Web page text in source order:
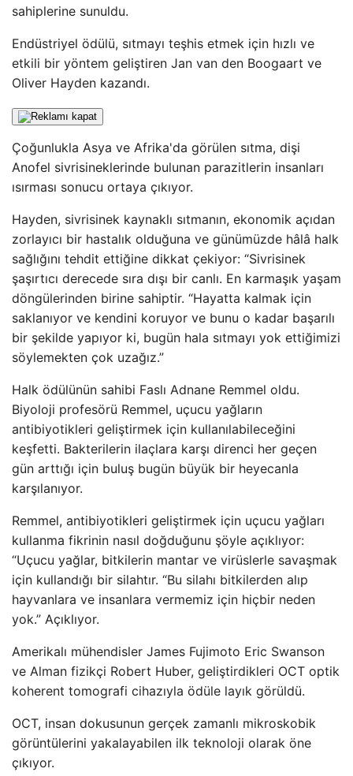
sahiplerine sunuldu.
Endüstriyel ödülü, sıtmayı teşhis etmek için hızlı ve
etkili bir yöntem geliştiren Jan van den Boogaart ve
Oliver Hayden kazandı.
Çoğunlukla Asya ve Afrika'da görülen sıtma, dişi
Anofel sivrisineklerinde bulunan parazitlerin insanları
ısırması sonucu ortaya çıkıyor.
Hayden, sivrisinek kaynaklı sıtmanın, ekonomik açıdan
zorlayıcı bir hastalık olduğuna ve günümüzde hâlâ halk
sağlığını tehdit ettiğine dikkat çekiyor: “Sivrisinek
şaşırtıcı derecede sıra dışı bir canlı. En karmaşık yaşam
döngülerinden birine sahiptir. “Hayatta kalmak için
saklanıyor ve kendini koruyor ve bunu o kadar başarılı
bir şekilde yapıyor ki, bugün hala sıtmayı yok ettiğimizi
söylemekten çok uzağız.”
Halk ödülünün sahibi Faslı Adnane Remmel oldu.
Biyoloji profesörü Remmel, uçucu yağların
antibiyotikleri geliştirmek için kullanılabileceğini
keşfetti. Bakterilerin ilaçlara karşı direnci her geçen
gün arttığı için buluş bugün büyük bir heyecanla
karşılanıyor.
Remmel, antibiyotikleri geliştirmek için uçucu yağları
kullanma fikrinin nasıl doğduğunu şöyle açıklıyor:
“Uçucu yağlar, bitkilerin mantar ve virüslerle savaşmak
için kullandığı bir silahtır. “Bu silahı bitkilerden alıp
hayvanlara ve insanlara vermemiz için hiçbir neden
yok.” Açıklıyor.
Amerikalı mühendisler James Fujimoto Eric Swanson
ve Alman fizikçi Robert Huber, geliştirdikleri OCT optik
koherent tomografi cihazıyla ödüle layık görüldü.
OCT, insan dokusunun gerçek zamanlı mikroskobik
görüntülerini yakalayabilen ilk teknoloji olarak öne
çıkıyor.